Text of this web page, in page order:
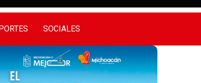
SOCIALES